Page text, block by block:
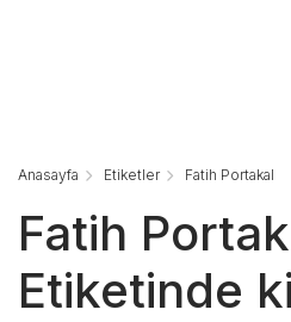
Anasayfa Etiketler Fatih Portakal
Fatih
Etiketinde